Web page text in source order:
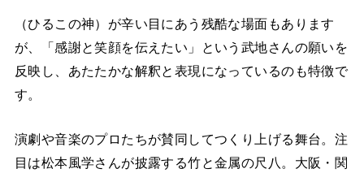
（ひるこの神）が辛い目にあう残酷な場面もあります
が、「感謝と笑顔を伝えたい」という武地さんの願いを
反映し、あたたかな解釈と表現になっているのも特徴で
す。
演劇や音楽のプロたちが賛同してつくり上げる舞台。注
目は松本風学さんが披露する竹と金属の尺八。大阪・関